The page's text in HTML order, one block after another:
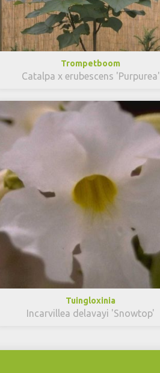
Trompetboom
Catalpa x erubescens 'Purpurea'
Tuingloxinia
Incarvillea delavayi 'Snowtop'